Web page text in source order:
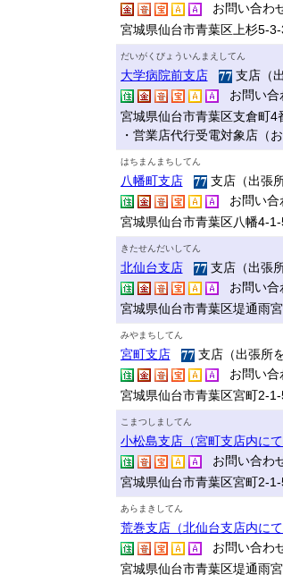
お問い合わ
宮城県仙台市青葉区上杉5-3-
だいがくびょういんまえしてん
大学病院前支店
支店（
お問い合
宮城県仙台市青葉区支倉町4
・営業店代行受電対象店（
はちまんまちしてん
八幡町支店
支店（出張
お問い合
宮城県仙台市青葉区八幡4-
きたせんだいしてん
北仙台支店
支店（出張
お問い合
宮城県仙台市青葉区堤通雨
みやまちしてん
宮町支店
支店（出張所
お問い合
宮城県仙台市青葉区宮町2-
こまつしましてん
小松島支店（宮町支店内にて
お問い合わ
宮城県仙台市青葉区宮町2-
あらまきしてん
荒巻支店（北仙台支店内にて
お問い合わ
宮城県仙台市青葉区堤通雨